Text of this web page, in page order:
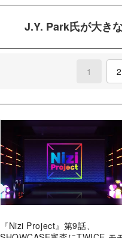
J.Y. Park氏が大き
1 (current)
2
『Nizi Project』第9話、